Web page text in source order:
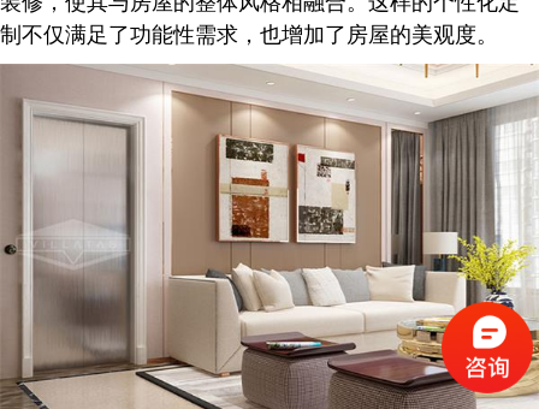
制不仅满足了功能性需求，也增加了房屋的美观度。